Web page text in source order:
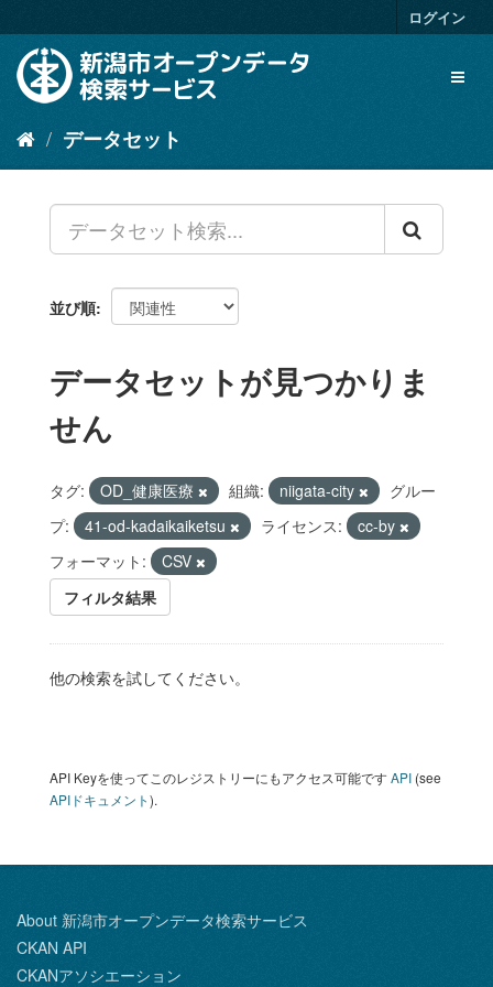
キ
容
ログイン
データセット
並び順
データセットが見つかりま
せん
タグ: OD_健康医療 組織: niigata-city
グルー
プ:
41-od-kadaikaiketsu ライセンス:
cc-by
フォーマット:
CSV
フィルタ結果
他の検索を試してください。
API Keyを使ってこのレジストリーにもアクセス可能ですAPI (see
APIドキュメント).
About 新潟市オープンデータ検索サービス
CKAN API
CKANアソシエーション